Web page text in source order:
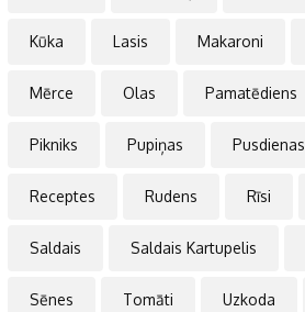
Kūka Lasis Makaroni
Mērce Olas Pamatēdiens
Pikniks Pupiņas Pusdienas
Receptes Rudens Rīsi
Saldais Saldais Kartupelis
Sēnes Tomāti Uzkoda